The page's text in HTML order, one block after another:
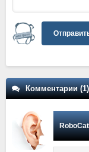
Комментарии (1)
RoboCat